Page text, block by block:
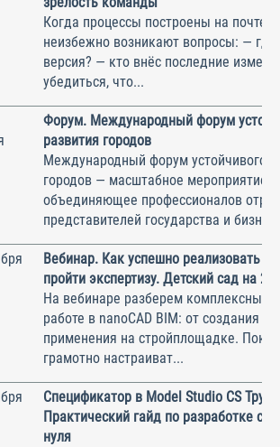
Когда процессы построены на почте и
неизбежно возникают вопросы: — где
версия? — кто внёс последние
убедиться, что...
Форум. Международный форум
развития городов
Международный форум устойчивого
городов — масштабное мероприятие,
объединяющее профессионалов
представителей государства и
Вебинар. Как успешно реализовать
пройти экспертизу. Детский сад на
На вебинаре разберем комплексный
работе в nanoCAD BIM: от создания
применения на стройплощадке.
грамотно настраиват...
Спецификатор в Model Studio CS
Практический гайд по разработке
нуля